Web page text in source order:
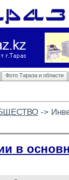
Фото Тараза и области
->
в